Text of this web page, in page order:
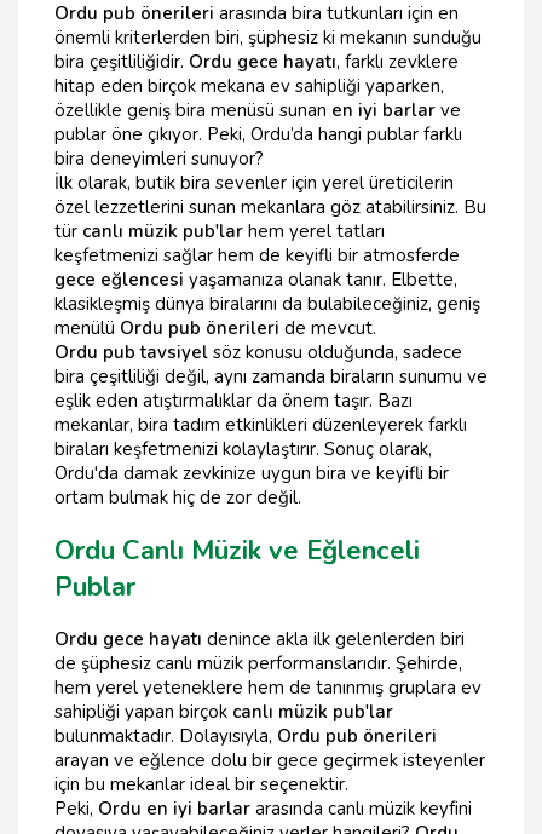
Ordu pub önerileri arasında bira tutkunları için en
önemli kriterlerden biri, şüphesiz ki mekanın sunduğu
bira çeşitliliğidir. Ordu gece hayatı, farklı zevklere
hitap eden birçok mekana ev sahipliği yaparken,
özellikle geniş bira menüsü sunan en iyi barlar ve
publar öne çıkıyor. Peki, Ordu’da hangi publar farklı
bira deneyimleri sunuyor?
İlk olarak, butik bira sevenler için yerel üreticilerin
özel lezzetlerini sunan mekanlara göz atabilirsiniz. Bu
tür canlı müzik pub'lar hem yerel tatları
keşfetmenizi sağlar hem de keyifli bir atmosferde
gece eğlencesi yaşamanıza olanak tanır. Elbette,
klasikleşmiş dünya biralarını da bulabileceğiniz, geniş
menülü Ordu pub önerileri de mevcut.
Ordu pub tavsiyel söz konusu olduğunda, sadece
bira çeşitliliği değil, aynı zamanda biraların sunumu ve
eşlik eden atıştırmalıklar da önem taşır. Bazı
mekanlar, bira tadım etkinlikleri düzenleyerek farklı
biraları keşfetmenizi kolaylaştırır. Sonuç olarak,
Ordu'da damak zevkinize uygun bira ve keyifli bir
ortam bulmak hiç de zor değil.
Ordu Canlı Müzik ve Eğlenceli
Publar
Ordu gece hayatı denince akla ilk gelenlerden biri
de şüphesiz canlı müzik performanslarıdır. Şehirde,
hem yerel yeteneklere hem de tanınmış gruplara ev
sahipliği yapan birçok canlı müzik pub'lar
bulunmaktadır. Dolayısıyla, Ordu pub önerileri
arayan ve eğlence dolu bir gece geçirmek isteyenler
için bu mekanlar ideal bir seçenektir.
Peki, Ordu en iyi barlar arasında canlı müzik keyfini